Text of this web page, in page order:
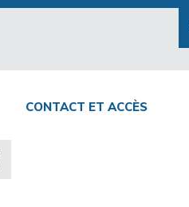
CONTACT ET ACCÈS